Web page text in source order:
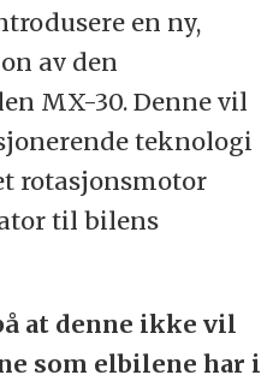
en ny,
av den
MX-30. Denne vil
teknologi
rotasjonsmotor
til bilens
at denne ikke vil
som elbilene har i